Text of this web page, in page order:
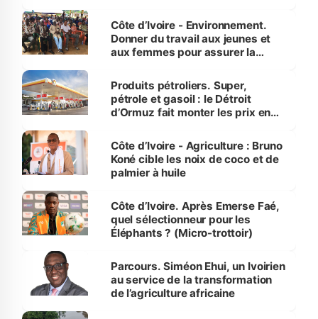
Côte d’Ivoire - Environnement.
Donner du travail aux jeunes et
aux femmes pour assurer la
menacées
Produits pétroliers. Super,
pétrole et gasoil : le Détroit
d’Ormuz fait monter les prix en
Côte d’Ivoire - Agriculture : Bruno
Koné cible les noix de coco et de
palmier à huile
Côte d’Ivoire. Après Emerse Faé,
quel sélectionneur pour les
Éléphants ? (Micro-trottoir)
Parcours. Siméon Ehui, un Ivoirien
au service de la transformation
de l’agriculture africaine